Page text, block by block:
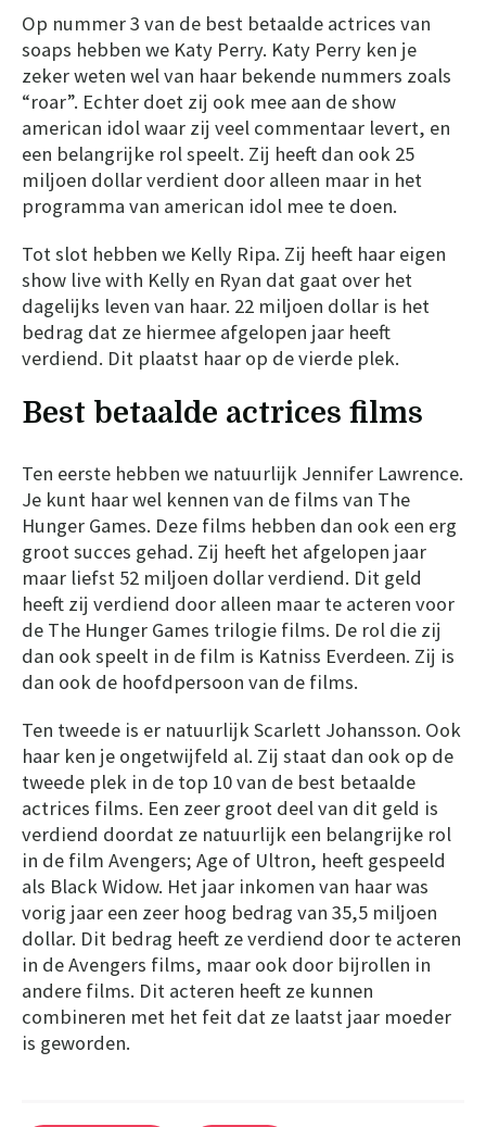
Op nummer 3 van de best betaalde actrices van
soaps hebben we Katy Perry. Katy Perry ken je
zeker weten wel van haar bekende nummers zoals
“roar”. Echter doet zij ook mee aan de show
american idol waar zij veel commentaar levert, en
een belangrijke rol speelt. Zij heeft dan ook 25
miljoen dollar verdient door alleen maar in het
programma van american idol mee te doen.
Tot slot hebben we Kelly Ripa. Zij heeft haar eigen
show live with Kelly en Ryan dat gaat over het
dagelijks leven van haar. 22 miljoen dollar is het
bedrag dat ze hiermee afgelopen jaar heeft
verdiend. Dit plaatst haar op de vierde plek.
Best betaalde actrices films
Ten eerste hebben we natuurlijk Jennifer Lawrence.
Je kunt haar wel kennen van de films van The
Hunger Games. Deze films hebben dan ook een erg
groot succes gehad. Zij heeft het afgelopen jaar
maar liefst 52 miljoen dollar verdiend. Dit geld
heeft zij verdiend door alleen maar te acteren voor
de The Hunger Games trilogie films. De rol die zij
dan ook speelt in de film is Katniss Everdeen. Zij is
dan ook de hoofdpersoon van de films.
Ten tweede is er natuurlijk Scarlett Johansson. Ook
haar ken je ongetwijfeld al. Zij staat dan ook op de
tweede plek in de top 10 van de best betaalde
actrices films. Een zeer groot deel van dit geld is
verdiend doordat ze natuurlijk een belangrijke rol
in de film Avengers; Age of Ultron, heeft gespeeld
als Black Widow. Het jaar inkomen van haar was
vorig jaar een zeer hoog bedrag van 35,5 miljoen
dollar. Dit bedrag heeft ze verdiend door te acteren
in de Avengers films, maar ook door bijrollen in
andere films. Dit acteren heeft ze kunnen
combineren met het feit dat ze laatst jaar moeder
is geworden.